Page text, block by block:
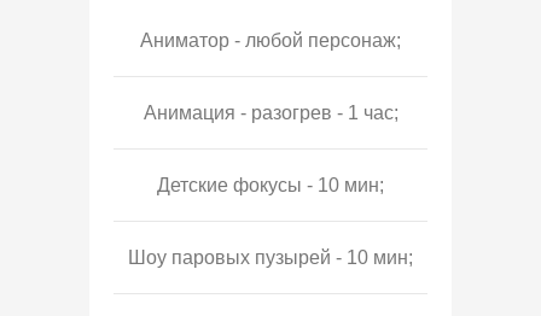
Аниматор - любой персонаж;
Анимация - разогрев - 1 час;
Детские фокусы - 10 мин;
Шоу паровых пузырей - 10 мин;